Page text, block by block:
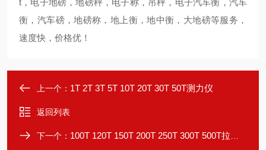
t ， 电子地磅，地磅秤，电子称，吊秤，电子汽车衡，汽车
衡，汽车磅，地磅称，地上衡，地中衡，大地磅等服务，
速度快，价格优！
上一个： 1T 2T 3T 5T 10T 20T 30T 50T测力仪
返回列表
下一个： 100T 120T 150T 200T 250T 300T 500T拉力计